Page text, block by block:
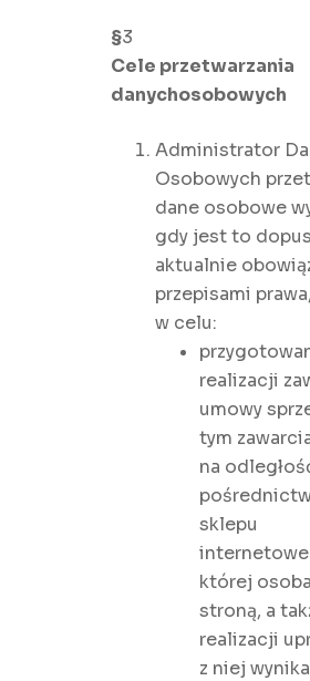
§3
Cele przetwarzania
danychosobowych
Administrator
Osobowych
dane osobowe
gdy jest to
aktualnie
przepisami
w celu:
realizacji
umowy
tym
na
sklepu
której
stroną, a
realizacji
z niej